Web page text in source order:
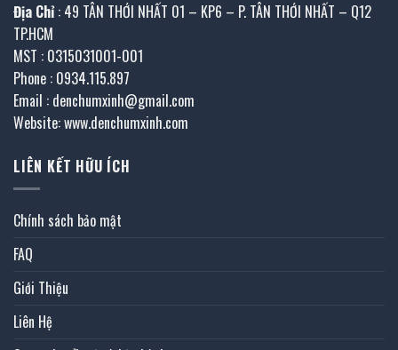
Địa Chỉ : 49 TÂN THỚI NHẤT 01 – KP6 – P. TÂN THỚI NHẤT – Q12
TP.HCM
MST : 0315031001-001
Phone : 0934.115.897
Email : denchumxinh@gmail.com
Website: www.denchumxinh.com
LIÊN KẾT HỮU ÍCH
Chính sách bảo mật
FAQ
Giới Thiệu
Liên Hệ